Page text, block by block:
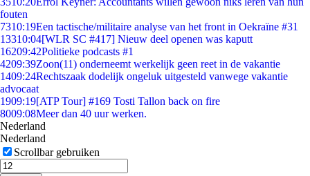
fouten
7310:19Een tactische/militaire analyse van het front in Oekraïne #31
13310:04[WLR SC #417] Nieuw deel openen was kaputt
16209:42Politieke podcasts #1
4209:39Zoon(11) onderneemt werkelijk geen reet in de vakantie
1409:24Rechtszaak dodelijk ongeluk uitgesteld vanwege vakantie
advocaat
1909:19[ATP Tour] #169 Tosti Tallon back on fire
8009:08Meer dan 40 uur werken.
Nederland
Nederland
Scrollbar gebruiken